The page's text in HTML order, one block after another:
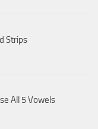
Strips
All 5 Vowels